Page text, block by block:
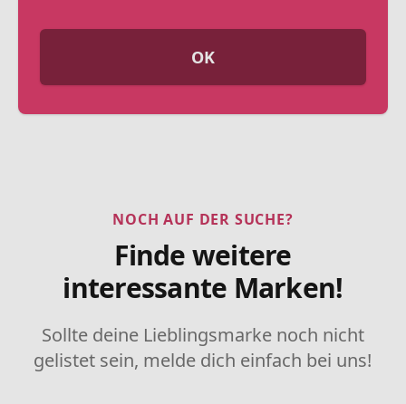
OK
NOCH AUF DER SUCHE?
Finde weitere
interessante Marken!
Sollte deine Lieblingsmarke noch nicht
gelistet sein, melde dich einfach bei uns!